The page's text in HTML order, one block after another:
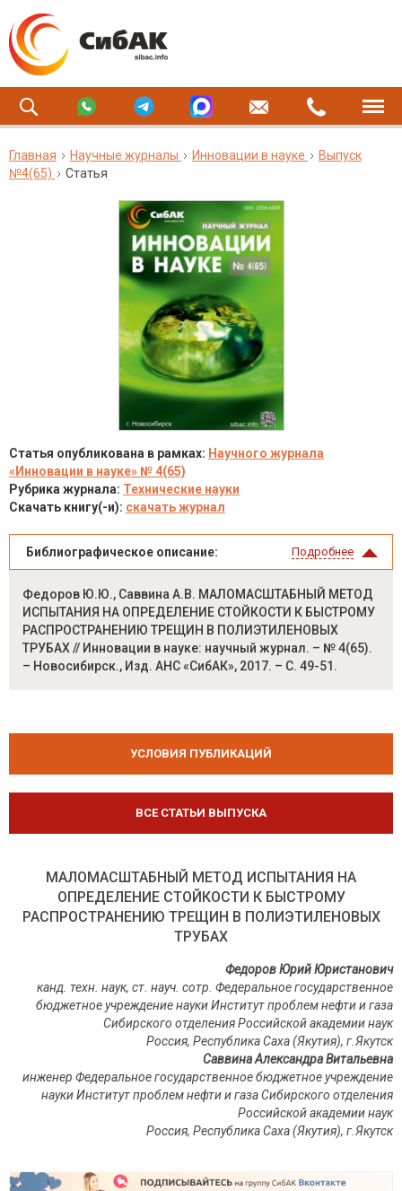
Главная Научные журналы Инновации в науке
Выпуск
№4(65)
Статья
Статья опубликована в рамках: Научного журнала
«Инновации в науке» № 4(65)
Рубрика журнала: Технические науки
Скачать книгу(-и): скачать журнал
Библиографическое описание: Подробнее
Федоров Ю.Ю., Саввина А.В. МАЛОМАСШТАБНЫЙ МЕТОД
ИСПЫТАНИЯ НА ОПРЕДЕЛЕНИЕ СТОЙКОСТИ К БЫСТРОМУ
РАСПРОСТРАНЕНИЮ ТРЕЩИН В ПОЛИЭТИЛЕНОВЫХ
ТРУБАХ // Инновации в науке: научный журнал. – № 4(65).
– Новосибирск., Изд. АНС «СибАК», 2017. – С. 49-51.
УСЛОВИЯ ПУБЛИКАЦИЙ
ВСЕ СТАТЬИ ВЫПУСКА
МАЛОМАСШТАБНЫЙ МЕТОД ИСПЫТАНИЯ НА
ОПРЕДЕЛЕНИЕ СТОЙКОСТИ К БЫСТРОМУ
РАСПРОСТРАНЕНИЮ ТРЕЩИН В ПОЛИЭТИЛЕНОВЫХ
ТРУБАХ
Федоров Юрий Юристанович
канд. техн. наук, ст. науч. сотр. Федеральное государственное
бюджетное учреждение науки Институт проблем нефти и газа
Сибирского отделения Российской академии наук
Россия, Республика Саха (Якутия), г.Якутск
Саввина Александра Витальевна
инженер Федеральное государственное бюджетное учреждение
науки Институт проблем нефти и газа Сибирского отделения
Российской академии наук
Россия, Республика Саха (Якутия), г.Якутск